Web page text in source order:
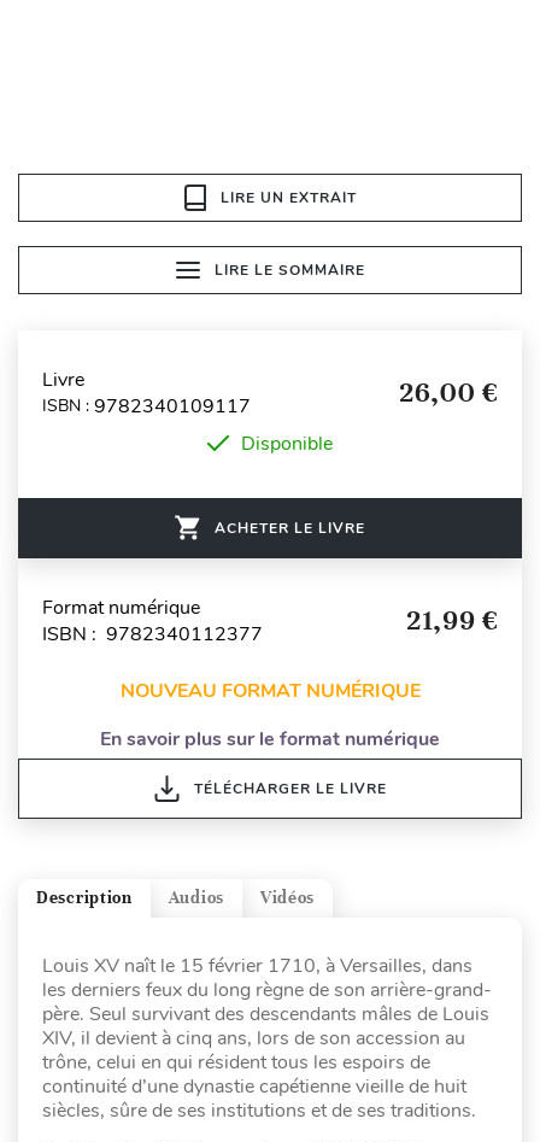
LIRE UN EXTRAIT
LIRE LE SOMMAIRE
Livre
ISBN : 9782340109117 26,00 €
Disponible
ACHETER LE LIVRE
Format numérique
ISBN : 9782340112377
21,99 €
NOUVEAU FORMAT NUMÉRIQUE
En savoir plus sur le format numérique
TÉLÉCHARGER LE LIVRE
Vidéos
Audios
Description
Louis XV naît le 15 février 1710, à Versailles, dans
les derniers feux du long règne de son arrière-grand-
père. Seul survivant des descendants mâles de Louis
XIV, il devient à cinq ans, lors de son accession au
trône, celui en qui résident tous les espoirs de
continuité d’une dynastie capétienne vieille de huit
siècles, sûre de ses institutions et de ses traditions.